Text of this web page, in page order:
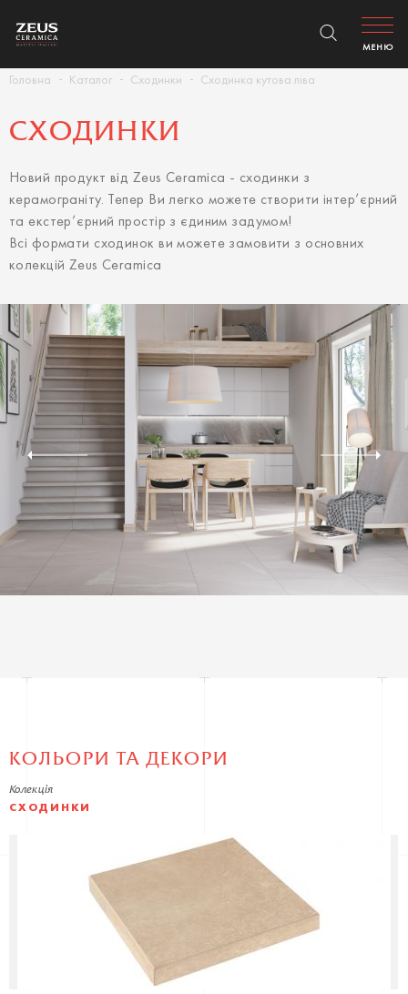
Головна Каталог Сходинки Сходинка кутова ліва
МЕНЮ
СХОДИНКИ
Новий продукт від Zeus Ceramica - сходинки з
керамограніту. Тепер Ви легко можете створити інтер’єрний
та екстер’єрний простір з єдиним задумом!
Всі формати сходинок ви можете замовити з основних
колекцій Zeus Ceramica
КОЛЬОРИ ТА ДЕКОРИ
Колекція
СХОДИНКИ